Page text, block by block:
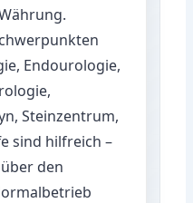
Endourologie,
Steinzentrum,
sind hilfreich –
den